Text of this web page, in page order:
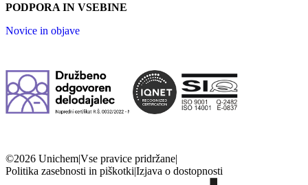
PODPORA IN VSEBINE
Novice in objave
©2026 Unichem|Vse pravice pridržane|
Politika zasebnosti in piškotki|Izjava o dostopnosti